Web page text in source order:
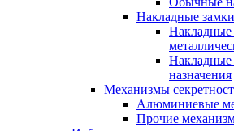
Накладные замки
Накладные
Накладные
назначения
Механизмы
Алюминиевые
Прочие